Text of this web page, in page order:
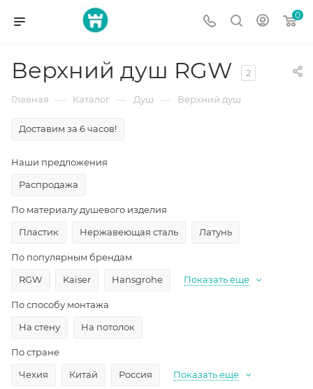
0
Верхний душ RGW 2
Главная — Каталог — Душ — Верхний душ
Доставим за 6 часов!
Наши предложения
Распродажа
По материалу душевого изделия
Пластик
Нержавеющая сталь Латунь
По популярным брендам
RGW
Kaiser Hansgrohe Показать еще
По способу монтажа
На стену
На потолок
По стране
Чехия
Китай Россия Показать еще